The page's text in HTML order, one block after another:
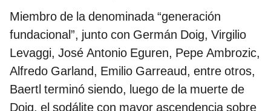
Miembro de la denominada “generación
fundacional”, junto con Germán Doig, Virgilio
Levaggi, José Antonio Eguren, Pepe Ambrozic,
Alfredo Garland, Emilio Garreaud, entre otros,
Baertl terminó siendo, luego de la muerte de
Doig, el sodálite con mayor ascendencia sobre